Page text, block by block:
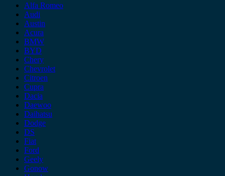
Alfa Romeo
Audi
Austin
Acura
BMW
BYD
Chery
Chevrolet
Citroen
Cupra
Dacia
Daewoo
Daihatsu
Dodge
DS
Fiat
Ford
Geely
Gonow